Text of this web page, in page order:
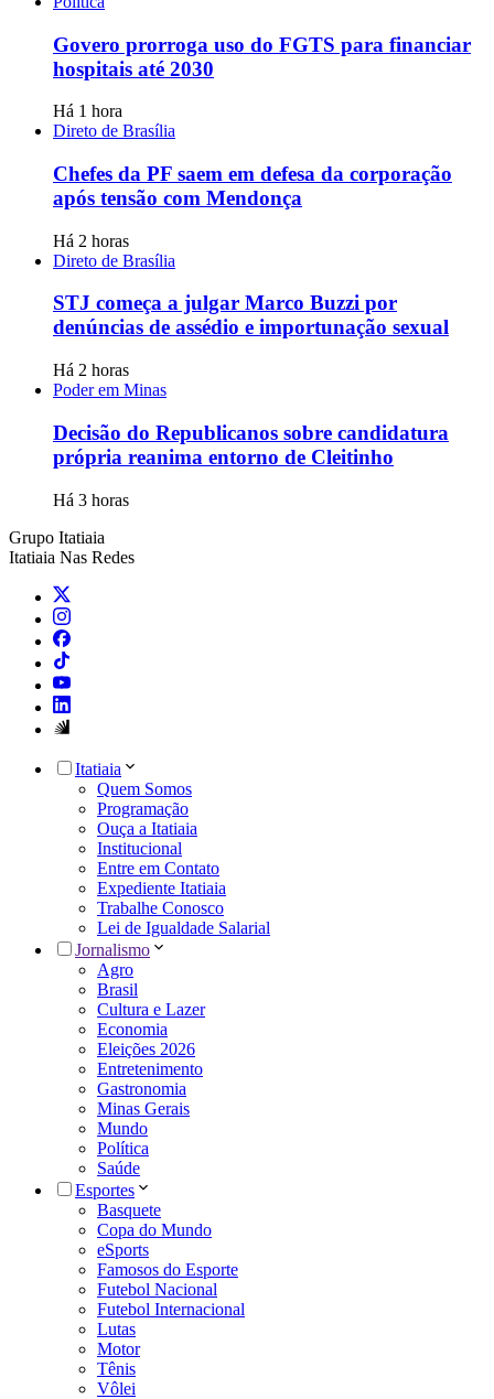
Govero prorroga uso do FGTS para financiar
hospitais até 2030
Há 1 hora
Direto de Brasília
Chefes da PF saem em defesa da corporação
após tensão com Mendonça
Há 2 horas
Direto de Brasília
STJ começa a julgar Marco Buzzi por
denúncias de assédio e importunação sexual
Há 2 horas
Poder em Minas
Decisão do Republicanos sobre candidatura
própria reanima entorno de Cleitinho
Há 3 horas
Grupo Itatiaia
Itatiaia Nas Redes
Itatiaia
Quem Somos
Programação
Ouça a Itatiaia
Institucional
Entre em Contato
Expediente Itatiaia
Trabalhe Conosco
Lei de Igualdade Salarial
Jornalismo
Agro
Brasil
Cultura e Lazer
Economia
Eleições 2026
Entretenimento
Gastronomia
Minas Gerais
Mundo
Política
Saúde
Esportes
Basquete
Copa do Mundo
eSports
Famosos do Esporte
Futebol Nacional
Futebol Internacional
Lutas
Motor
Tênis
Vôlei